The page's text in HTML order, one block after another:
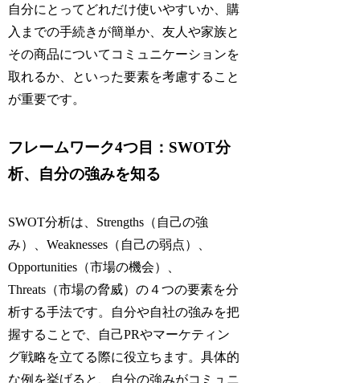
自分にとってどれだけ使いやすいか、購
入までの手続きが簡単か、友人や家族と
その商品についてコミュニケーションを
取れるか、といった要素を考慮すること
が重要です。
フレームワーク4つ目：SWOT分
析、自分の強みを知る
SWOT分析は、Strengths（自己の強
み）、Weaknesses（自己の弱点）、
Opportunities（市場の機会）、
Threats（市場の脅威）の４つの要素を分
析する手法です。自分や自社の強みを把
握することで、自己PRやマーケティン
グ戦略を立てる際に役立ちます。具体的
な例を挙げると、自分の強みがコミュニ